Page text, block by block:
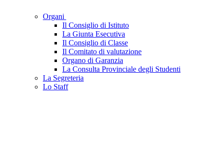
Organi
Il Consiglio di Istituto
La Giunta Esecutiva
Il Consiglio di Classe
Il Comitato di valutazione
Organo di Garanzia
La Consulta Provinciale degli Studenti
La Segreteria
Lo Staff